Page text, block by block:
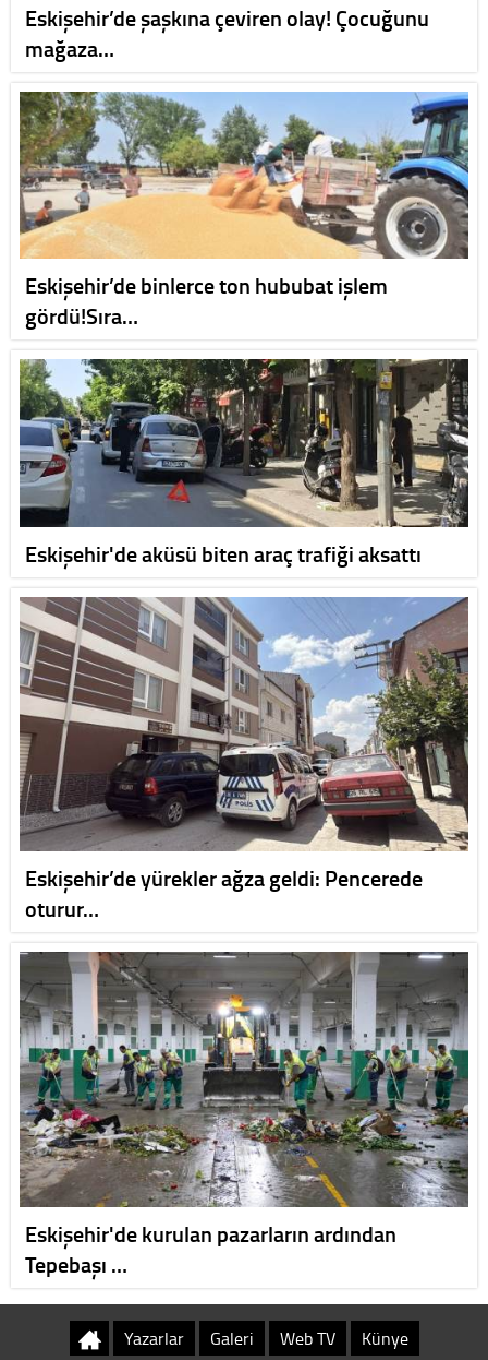
Eskişehir’de şaşkına çeviren olay! Çocuğunu
mağaza…
Eskişehir’de binlerce ton hububat işlem
gördü!Sıra…
Eskişehir'de aküsü biten araç trafiği aksattı
Eskişehir’de yürekler ağza geldi: Pencerede
oturur…
Eskişehir'de kurulan pazarların ardından
Tepebaşı …
Yazarlar Galeri Web TV Künye